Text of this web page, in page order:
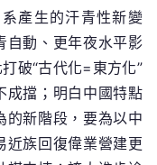
產生的汗青性新變
自動、更年夜水平影
破“古代化=東方化”
成擋；明白中國特點
的新階段，要為以中
近族回復偉業營建更